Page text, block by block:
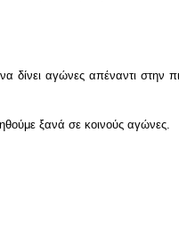
δίνει αγώνες απέναντι στην
ξανά σε κοινούς αγώνες.